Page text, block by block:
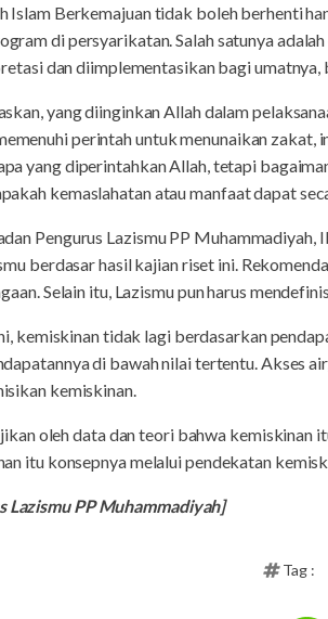
Islam Berkemajuan tidak boleh berhenti
di persyarikatan. Salah satunya
dan diimplementasikan bagi
yang diinginkan Allah dalam
perintah untuk menunaikan
yang diperintahkan Allah, tetapi
kemaslahatan atau manfaat dapat
Pengurus Lazismu PP
berdasar hasil kajian riset ini.
Selain itu, Lazismu pun harus
kemiskinan tidak lagi berdasarkan
di bawah nilai tertentu. Akses
kemiskinan.
oleh data dan teori bahwa kemiskinan
itu konsepnya melalui pendekatan
Lazismu PP Muhammadiyah]
Tag :